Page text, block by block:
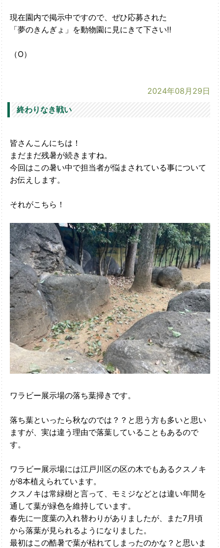
現在園内で掲示中ですので、ぜひ応募された
「夢のきんぎょ」を動物園に見にきて下さい‼
（O）
2024年08月29日
終わりなき戦い
皆さんこんにちは！
まだまだ残暑が続きますね。
今回はこの暑い中で担当者が悩まされている事について
お伝えします。
それがこちら！
ワラビー展示場の落ち葉掃きです。
落ち葉といったら秋なのでは？？と思う方も多いと思い
ますが、実は違う理由で落葉していることもあるので
す。
ワラビー展示場には江戸川区の区の木でもあるクスノキ
が8本植えられています。
クスノキは常緑樹と言って、モミジなどとは違い年間を
通して葉が緑色を維持しています。
春先に一度葉の入れ替わりがありましたが、また7月頃
から落葉が見られるようになりました。
最初はこの酷暑で葉が枯れてしまったのかな？と思いま